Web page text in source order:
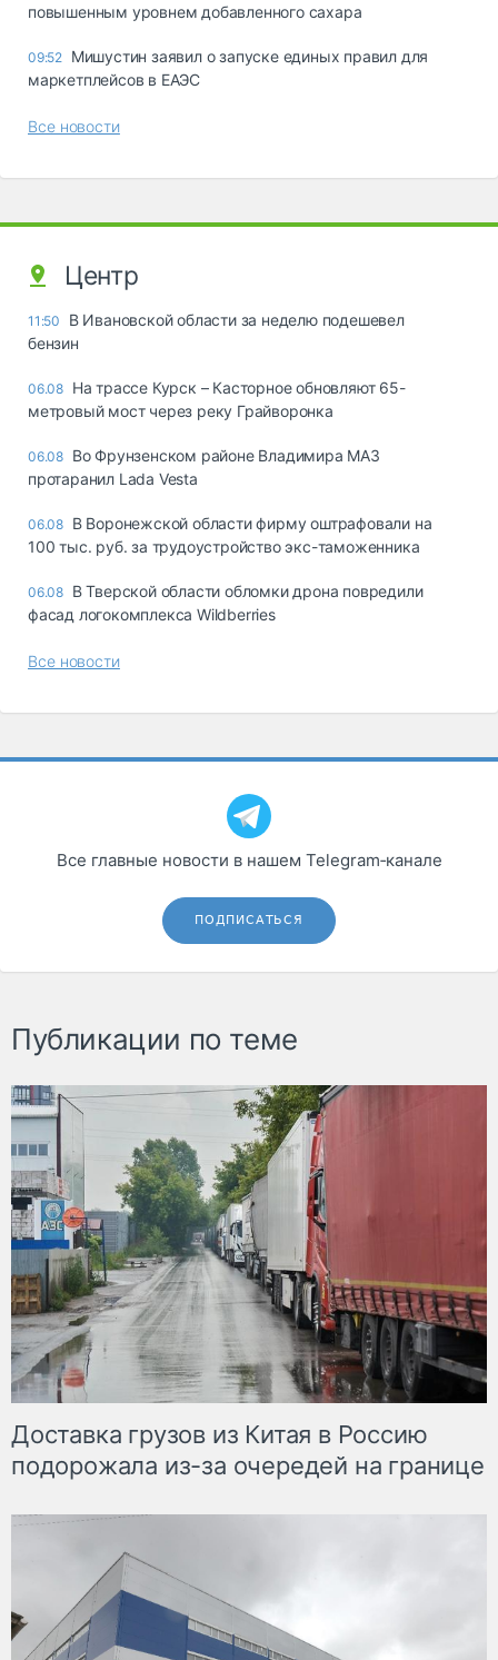
повышенным уровнем добавленного сахара
09:52 Мишустин заявил о запуске единых правил для
маркетплейсов в ЕАЭС
Все новости
Центр
11:50
В Ивановской области за неделю подешевел
бензин
06.08 На трассе Курск – Касторное обновляют 65-
метровый мост через реку Грайворонка
06.08 Во Фрунзенском районе Владимира МАЗ
протаранил Lada Vesta
06.08 В Воронежской области фирму оштрафовали на
100 тыс. руб. за трудоустройство экс-таможенника
06.08 В Тверской области обломки дрона повредили
фасад логокомплекса Wildberries
Все новости
Все главные новости в нашем Telegram‑канале
ПОДПИСАТЬСЯ
Публикации по теме
Доставка грузов из Китая в Россию
подорожала из-за очередей на границе